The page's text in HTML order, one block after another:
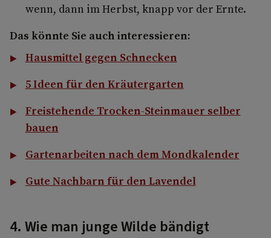
wenn, dann im Herbst, knapp vor der Ernte.
Das könnte Sie auch interessieren:
Hausmittel gegen Schnecken
5 Ideen für den Kräutergarten
Freistehende Trocken-Steinmauer selber
bauen
Gartenarbeiten nach dem Mondkalender
Gute Nachbarn für den Lavendel
4. Wie man junge Wilde bändigt